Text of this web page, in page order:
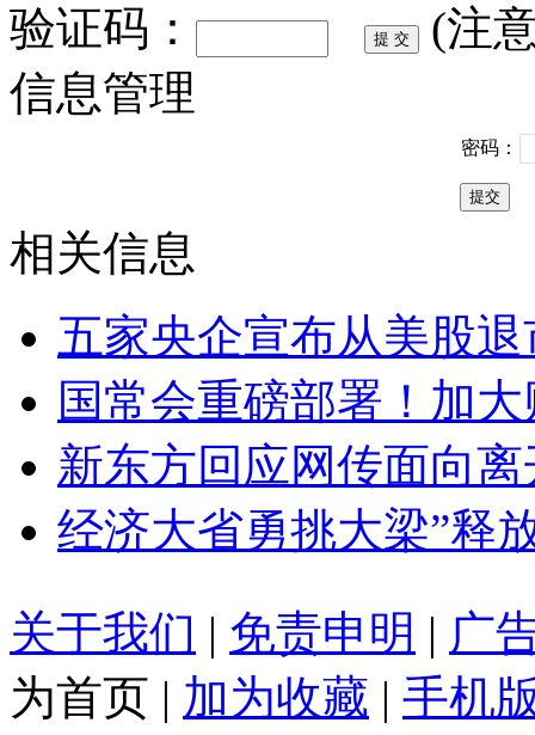
验证码：
(注
信息管理
密码：
相关信息
五家央企宣布从美股
国常会重磅部署！加
新东方回应网传面向
经济大省勇挑大梁”释
关于我们 | 免责申明 | 广
为首页 | 加为收藏 | 手机